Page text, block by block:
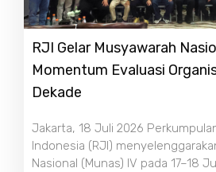
RJI Gelar Musyawarah
Momentum Evaluasi
Dekade
Jakarta, 18 Juli 2026
Indonesia (RJI)
Nasional (Munas) IV pada 17–18